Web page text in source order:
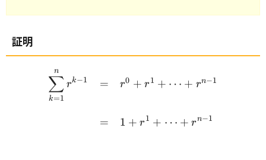
証明
\begin{array}{rcl}
k=1
∑
n
rk−1 =
=
r0 + r1 + ⋯ + rn−1
1 + r1 + ⋯ + rn−1